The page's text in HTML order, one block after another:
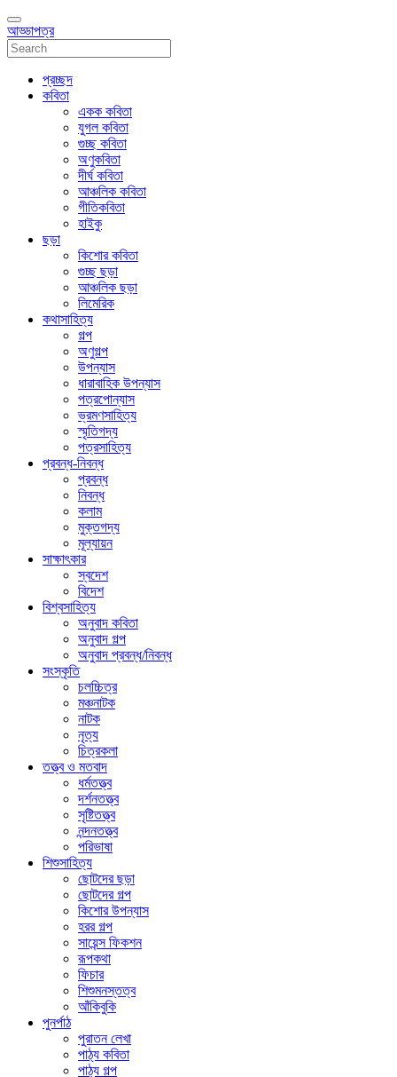
আড্ডাপত্র
প্রচ্ছদ
কবিতা
একক কবিতা
যুগল কবিতা
গুচ্ছ কবিতা
অণুকবিতা
দীর্ঘ কবিতা
আঞ্চলিক কবিতা
গীতিকবিতা
হাইকু
ছড়া
কিশোর কবিতা
গুচ্ছ ছড়া
আঞ্চলিক ছড়া
লিমেরিক
কথাসাহিত্য
গল্প
অণুগল্প
উপন্যাস
ধারাবাহিক উপন্যাস
পত্রপোন্যাস
ভ্রমণসাহিত্য
স্মৃতিগদ্য
পত্রসাহিত্য
প্রবন্ধ-নিবন্ধ
প্রবন্ধ
নিবন্ধ
কলাম
মুক্তগদ্য
মূল্যায়ন
সাক্ষাৎকার
স্বদেশ
বিদেশ
বিশ্বসাহিত্য
অনুবাদ কবিতা
অনুবাদ গল্প
অনুবাদ প্রবন্ধ/নিবন্ধ
সংস্কৃতি
চলচ্চিত্র
মঞ্চনাটক
নাটক
নৃত্য
চিত্রকলা
তত্ত্ব ও মতবাদ
ধর্মতত্ত্ব
দর্শনতত্ত্ব
সৃষ্টিতত্ত্ব
নন্দনতত্ত্ব
পরিভাষা
শিশুসাহিত্য
ছোটদের ছড়া
ছোটদের গল্প
কিশোর উপন্যাস
হরর গল্প
সায়েন্স ফিকশন
রূপকথা
ফিচার
শিশুমনস্তত্ব
আঁকিবু‌কি
পুনর্পাঠ
পুরাতন লেখা
পাঠ্য কবিতা
পাঠ্য গল্প